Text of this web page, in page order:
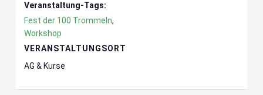
Veranstaltung-Tags:
Fest der 100 Trommeln,
Workshop
VERANSTALTUNGSORT
AG & Kurse